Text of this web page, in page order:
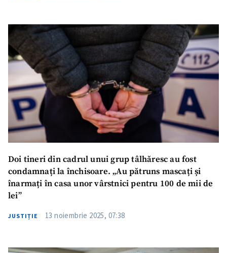
Doi tineri din cadrul unui grup tâlhăresc au fost
condamnați la închisoare. „Au pătruns mascați și
înarmați în casa unor vârstnici pentru 100 de mii de
lei”
JUSTIȚIE 13 noiembrie 2025, 07:38
ȘTIREA MEA